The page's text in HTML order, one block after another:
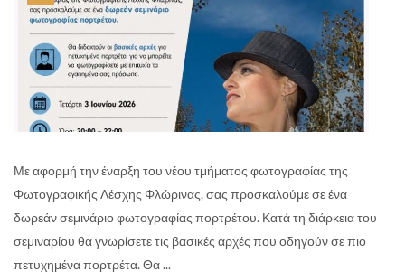
Με αφορμή την έναρξη του νέου τμήματος φωτογραφίας της
Φωτογραφικής Λέσχης Φλώρινας, σας προσκαλούμε σε ένα
δωρεάν σεμινάριο φωτογραφίας πορτρέτου. Κατά τη διάρκεια του
σεμιναρίου θα γνωρίσετε τις βασικές αρχές που οδηγούν σε πιο
πετυχημένα πορτρέτα. Θα ...